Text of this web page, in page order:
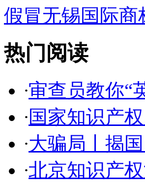
假冒无锡国际商
热门阅读
·审查员教你“
·国家知识产
·大骗局丨揭
·北京知识产